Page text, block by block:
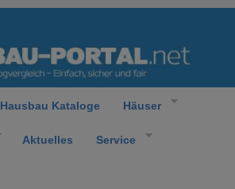
Hausbau Kataloge Häuser
Aktuelles Service